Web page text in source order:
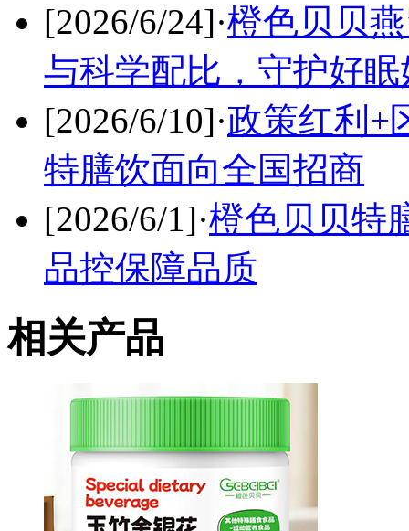
[2026/6/24]·橙色贝贝
与科学配比，守护好
[2026/6/10]·政策红利+
特膳饮面向全国招商
[2026/6/1]·橙色贝贝特
品控保障品质
相关产品